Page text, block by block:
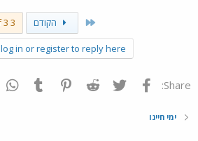
First הקודם 3 of 3
in or register to reply here.
Share: פייסבוק Twitter
Reddit
Pinterest
Tumblr
ימי חיינו